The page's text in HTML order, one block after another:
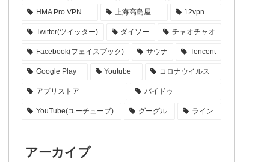
HMA Pro VPN 上海高島屋 12vpn
Twitter(ツイッター) ダイソー チャオチャオ
Facebook(フェイスブック) サウナ Tencent
Google Play Youtube コロナウイルス
アプリストア バイドゥ
YouTube(ユーチューブ) グーグル ライン
アーカイブ